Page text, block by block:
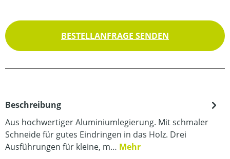
BESTELLANFRAGE SENDEN
Beschreibung
Aus hochwertiger Aluminiumlegierung. Mit schmaler
Schneide für gutes Eindringen in das Holz. Drei
Ausführungen für kleine, m… Mehr